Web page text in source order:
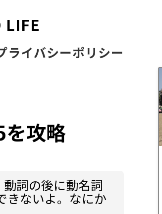
LIFE
ライバシーポリシー
を攻略
詞の後に動名詞
きないよ。なにか